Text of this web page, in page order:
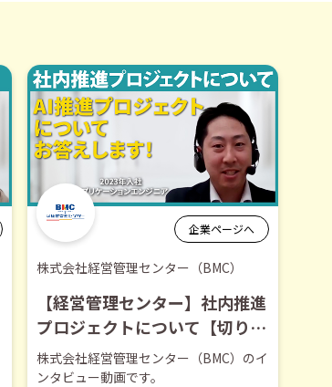
企業ページへ
株式会社経営管理センター（BMC）
【経営管理センター】社内推進
プロジェクトについて【切り抜
き】
株式会社経営管理センター（BMC）のイ
ンタビュー動画です。